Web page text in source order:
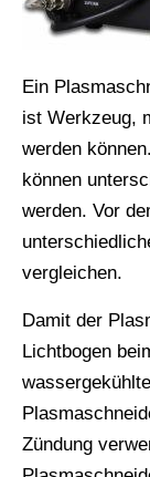
Ein
ist Werkzeug,
werden
können
werden. Vor
vergleichen.
Damit der
Lichtbogen
Zündung